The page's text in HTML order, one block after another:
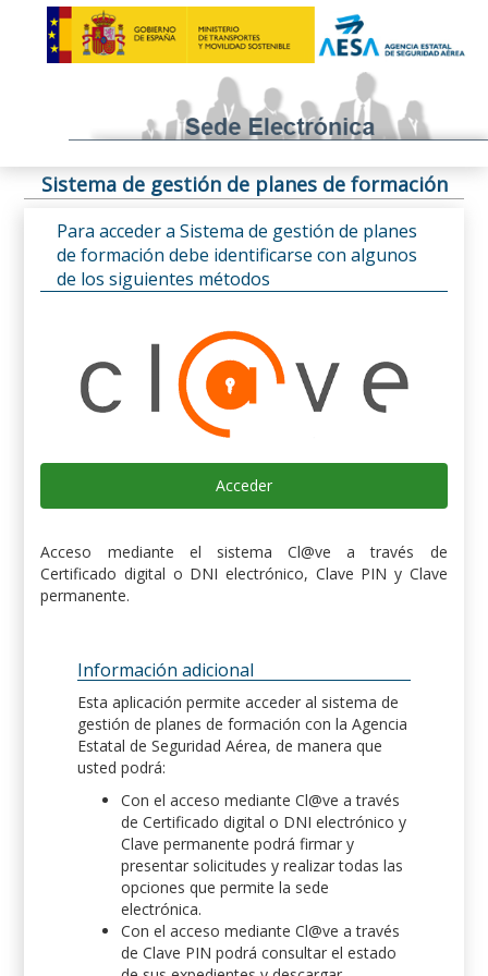
Sistema de gestión de planes de formación
Para acceder a Sistema de gestión de planes
de formación debe identificarse con algunos
de los siguientes métodos
Acceder
Acceso mediante el sistema Cl@ve a través de
Certificado digital o DNI electrónico, Clave PIN y Clave
permanente.
Información adicional
Esta aplicación permite acceder al sistema de
gestión de planes de formación con la Agencia
Estatal de Seguridad Aérea, de manera que
usted podrá:
Con el acceso mediante Cl@ve a través
de Certificado digital o DNI electrónico y
Clave permanente podrá firmar y
presentar solicitudes y realizar todas las
opciones que permite la sede
electrónica.
Con el acceso mediante Cl@ve a través
de Clave PIN podrá consultar el estado